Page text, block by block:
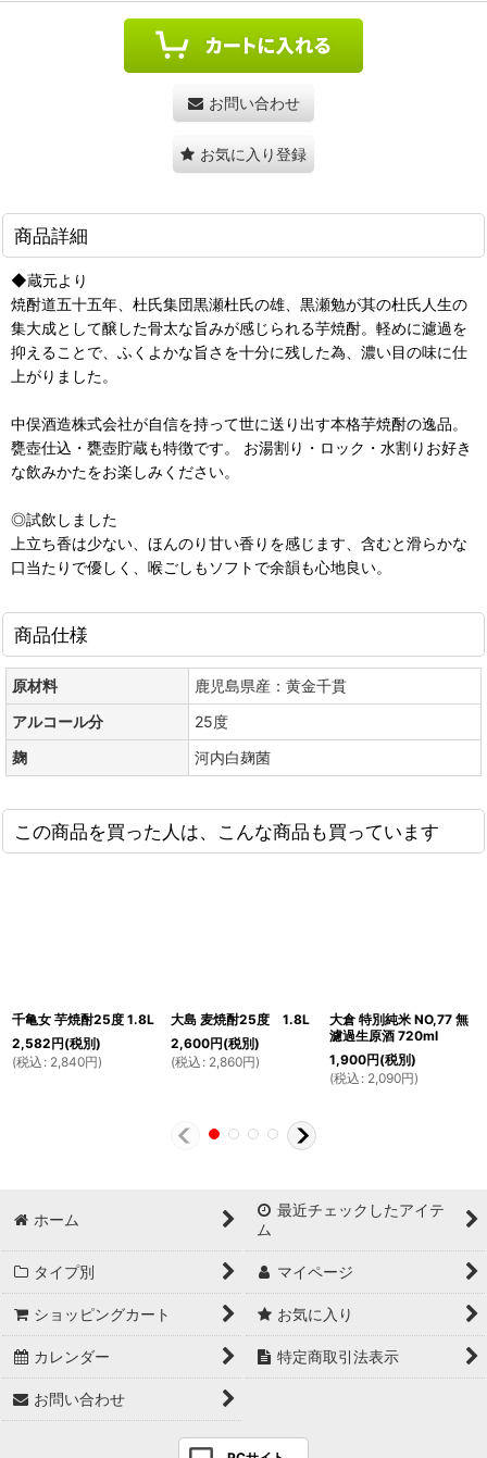
お問い合わせ
お気に入り登録
商品詳細
◆蔵元より
焼酎道五十五年、杜氏集団黒瀬杜氏の雄、黒瀬勉が其の杜氏人生の
集大成として醸した骨太な旨みが感じられる芋焼酎。軽めに濾過を
抑えることで、ふくよかな旨さを十分に残した為、濃い目の味に仕
上がりました。
中俣酒造株式会社が自信を持って世に送り出す本格芋焼酎の逸品。
甕壺仕込・甕壺貯蔵も特徴です。 お湯割り・ロック・水割りお好き
な飲みかたをお楽しみください。
◎試飲しました
上立ち香は少ない、ほんのり甘い香りを感じます、含むと滑らかな
口当たりで優しく、喉ごしもソフトで余韻も心地良い。
商品仕様
原材料
鹿児島県産：黄金千貫
アルコール分
25度
麹
河内白麹菌
この商品を買った人は、こんな商品も買っています
千亀女 芋焼酎25度 1.8L
2,582円(税別)
(税込 : 2,840円)
大島 麦焼酎25度 1.8L
2,600円(税別)
(税込 : 2,860円)
大倉 特別純米 NO,77 無
濾過生原酒 720ml
1,900円(税別)
(税込 : 2,090円)
ホーム
最近チェックしたアイテ
ム
タイプ別 マイページ
ショッピングカート お気に入り
カレンダー 特定商取引法表示
お問い合わせ